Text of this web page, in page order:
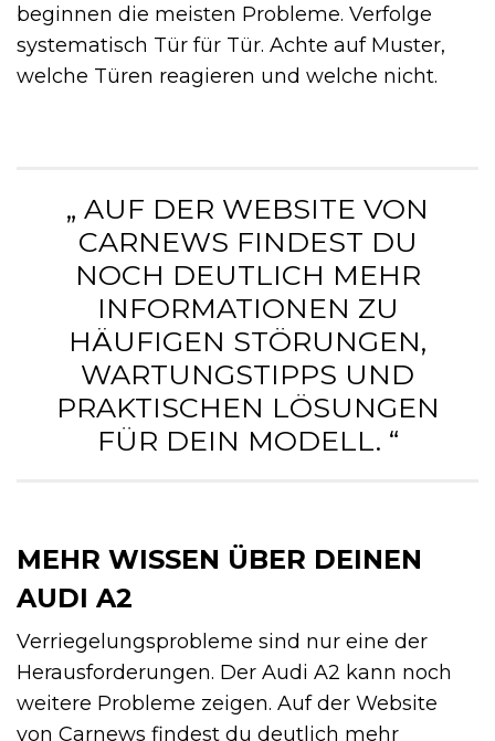
beginnen die meisten Probleme. Verfolge
systematisch Tür für Tür. Achte auf Muster,
welche Türen reagieren und welche nicht.
„ AUF DER WEBSITE VON
CARNEWS FINDEST DU
NOCH DEUTLICH MEHR
INFORMATIONEN ZU
HÄUFIGEN STÖRUNGEN,
WARTUNGSTIPPS UND
PRAKTISCHEN LÖSUNGEN
FÜR DEIN MODELL. “
MEHR WISSEN ÜBER DEINEN
AUDI A2
Verriegelungsprobleme sind nur eine der
Herausforderungen. Der Audi A2 kann noch
weitere Probleme zeigen. Auf der Website
von Carnews findest du deutlich mehr